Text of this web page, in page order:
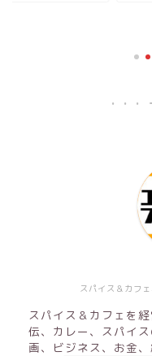
スパイス＆カフ
スパイス＆カフェを
伝、カレー、スパイ
画、ビジネス、お金